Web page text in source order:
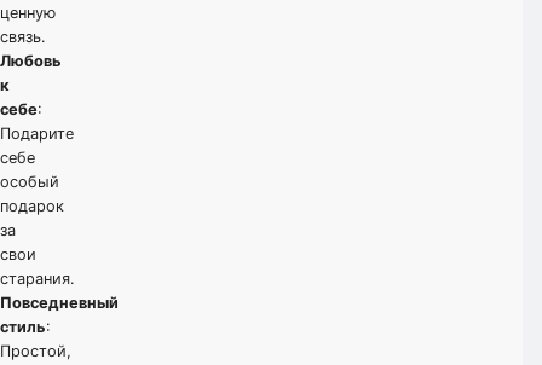
ценную
связь.
Любовь
к
себе:
Подарите
себе
особый
подарок
за
свои
старания.
Повседневный
стиль:
Простой,